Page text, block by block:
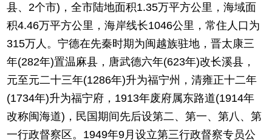
县、2个市)，全市陆地面积1.35万平方公里，海域面
积4.46万平方公里，海岸线长1046公里，常住人口为
315万人。宁德在先秦时期为闽越族驻地，晋太康三
年(282年)置温麻县，唐武德六年(623年)改长溪县，
元至元二十三年(1286年)升为福宁州，清雍正十二年
(1734年)升为福宁府，1913年废府属东路道(1914年
改称闽海道)，民国期间先后设第二、第一、第八、第
一行政督察区。1949年9月设立第三行政督察专员公